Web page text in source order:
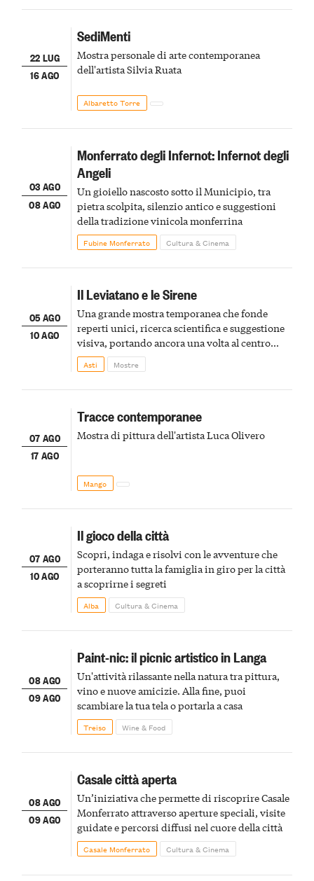
22 LUG
16 AGO
SediMenti
Mostra personale di arte contemporanea
dell'artista Silvia Ruata
Albaretto Torre
03 AGO
08 AGO
Monferrato degli Infernot: Infernot degli
Angeli
Un gioiello nascosto sotto il Municipio, tra
pietra scolpita, silenzio antico e suggestioni
della tradizione vinicola monferrina
Fubine Monferrato Cultura & Cinema
05 AGO
10 AGO
Il Leviatano e le Sirene
Una grande mostra temporanea che fonde
reperti unici, ricerca scientifica e suggestione
visiva, portando ancora una volta al centro
della scena le meraviglie del passato astigiano
Asti Mostre
07 AGO
17 AGO
Tracce contemporanee
Mostra di pittura dell'artista Luca Olivero
Mango
07 AGO
10 AGO
Il gioco della città
Scopri, indaga e risolvi con le avventure che
porteranno tutta la famiglia in giro per la città
a scoprirne i segreti
Alba Cultura & Cinema
08 AGO
09 AGO
Paint-nic: il picnic artistico in Langa
Un'attività rilassante nella natura tra pittura,
vino e nuove amicizie. Alla fine, puoi
scambiare la tua tela o portarla a casa
Treiso Wine & Food
08 AGO
09 AGO
Casale città aperta
Un’iniziativa che permette di riscoprire Casale
Monferrato attraverso aperture speciali, visite
guidate e percorsi diffusi nel cuore della città
Casale Monferrato Cultura & Cinema